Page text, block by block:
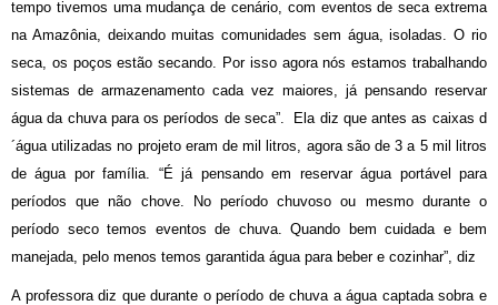
tempo tivemos uma mudança de cenário, com eventos de seca extrema
na Amazônia, deixando muitas comunidades sem água, isoladas. O rio
seca, os poços estão secando. Por isso agora nós estamos trabalhando
sistemas de armazenamento cada vez maiores, já pensando reservar
água da chuva para os períodos de seca”. Ela diz que antes as caixas d
´água utilizadas no projeto eram de mil litros, agora são de 3 a 5 mil litros
de água por família. “É já pensando em reservar água portável para
períodos que não chove. No período chuvoso ou mesmo durante o
período seco temos eventos de chuva. Quando bem cuidada e bem
manejada, pelo menos temos garantida água para beber e cozinhar”, diz
A professora diz que durante o período de chuva a água captada sobra e